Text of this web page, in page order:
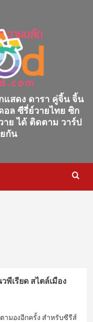
แสดง ดารา คู่จิ้น จิ้น
อล ซีรี่ย์วายไทย ซิก
าย ได้ ติดตาม วาร์ป
กัน
เรียด สไตล์เมือง
ามองอีกครั้ง สำหรับซีรีส์